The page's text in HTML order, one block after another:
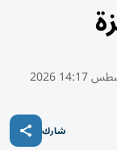
شارك